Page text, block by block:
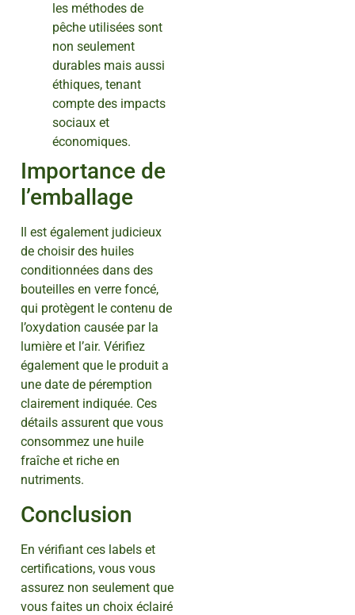
les méthodes de
pêche utilisées sont
non seulement
durables mais aussi
éthiques, tenant
compte des impacts
sociaux et
économiques.
Importance de
l’emballage
Il est également judicieux
de choisir des huiles
conditionnées dans des
bouteilles en verre foncé,
qui protègent le contenu de
l’oxydation causée par la
lumière et l’air. Vérifiez
également que le produit a
une date de péremption
clairement indiquée. Ces
détails assurent que vous
consommez une huile
fraîche et riche en
nutriments.
Conclusion
En vérifiant ces labels et
certifications, vous vous
assurez non seulement que
vous faites un choix éclairé